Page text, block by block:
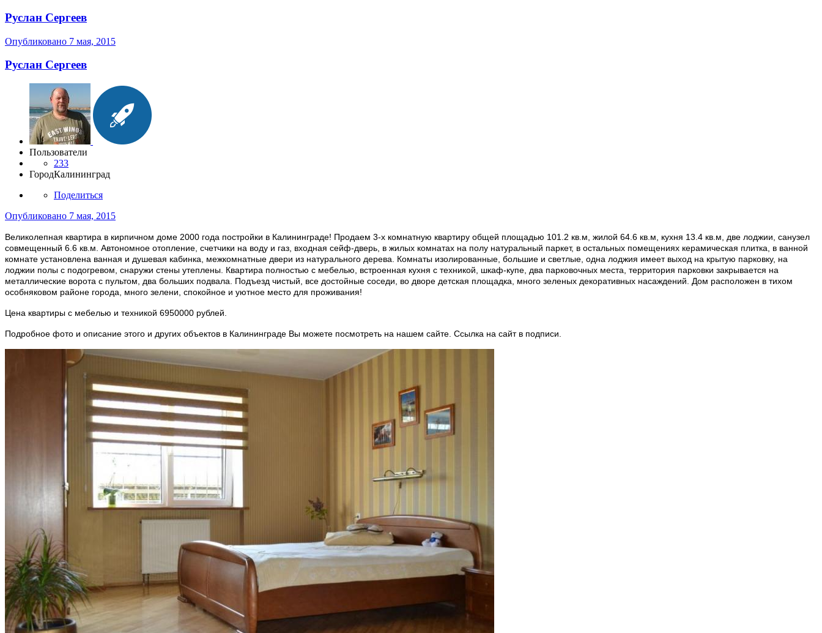
Руслан Сергеев
Опубликовано 7 мая, 2015
Руслан Сергеев
Пользователи
233
ГородКалининград
Поделиться
Опубликовано 7 мая, 2015
Великолепная квартира в кирпичном доме 2000 года постройки в Калининграде! Продаем 3-х комнатную квартиру общей площадью 101.2 кв.м, жилой 64.6 кв.м, кухня 13.4 кв.м, две лоджии, санузел
совмещенный 6.6 кв.м. Автономное отопление, счетчики на воду и газ, входная сейф-дверь, в жилых комнатах на полу натуральный паркет, в остальных помещениях керамическая плитка, в ванной
комнате установлена ванная и душевая кабинка, межкомнатные двери из натурального дерева. Комнаты изолированные, большие и светлые, одна лоджия имеет выход на крытую парковку, на
лоджии полы с подогревом, снаружи стены утеплены. Квартира полностью с мебелью, встроенная кухня с техникой, шкаф-купе, два парковочных места, территория парковки закрывается на
металлические ворота с пультом, два больших подвала. Подъезд чистый, все достойные соседи, во дворе детская площадка, много зеленых декоративных насаждений. Дом расположен в тихом
особняковом районе города, много зелени, спокойное и уютное место для проживания!
Цена квартиры с мебелью и техникой 6950000 рублей.
Подробное фото и описание этого и других объектов в Калининграде Вы можете посмотреть на нашем сайте. Ссылка на сайт в подписи.